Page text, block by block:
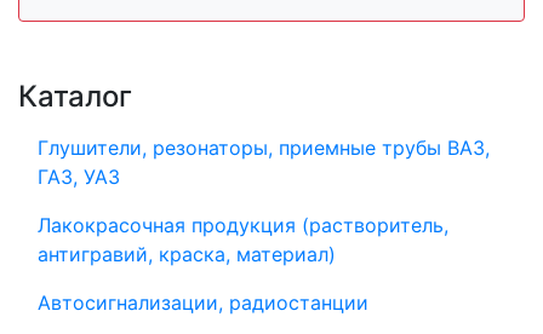
Каталог
Глушители, резонаторы, приемные трубы ВАЗ,
ГАЗ, УАЗ
Лакокрасочная продукция (растворитель,
антигравий, краска, материал)
Автосигнализации, радиостанции